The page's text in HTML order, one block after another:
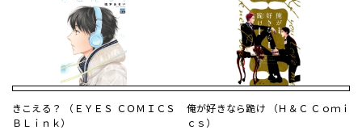
きこえる？ （ＥＹＥＳ ＣＯＭＩＣＳ
ＢＬｉｎｋ）
俺が好きなら跪け （Ｈ＆Ｃ Ｃｏｍｉ
ｃｓ）